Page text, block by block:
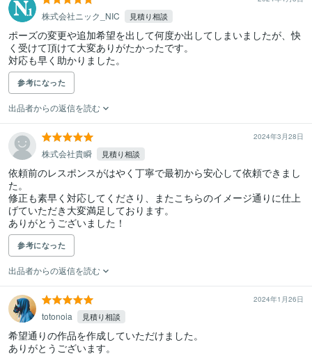
株式会社ニック_NIC 見積り相談
ポーズの変更や追加希望を出して何度か出してしまいましたが、快
く受けて頂けて大変ありがたかったです。
対応も早く助かりました。
参考になった
出品者からの返信を読む
2024年3月28日
株式会社貴瞬 見積り相談
依頼前のレスポンスがはやく丁寧で最初から安心して依頼できまし
た。
修正も素早く対応してくださり、またこちらのイメージ通りに仕上
げていただき大変満足しております。
ありがとうございました！
参考になった
出品者からの返信を読む
2024年1月26日
totonoia 見積り相談
希望通りの作品を作成していただけました。
ありがとうございます。